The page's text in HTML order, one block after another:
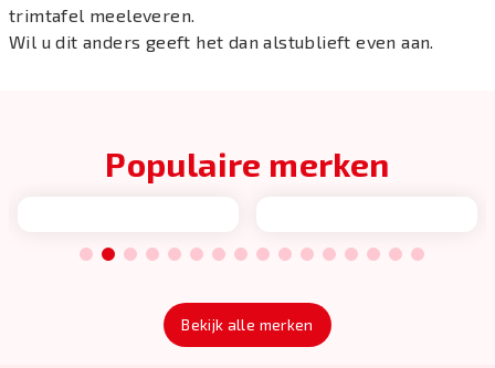
trimtafel meeleveren.
Wil u dit anders geeft het dan alstublieft even aan.
Populaire merken
1 2 3 4 5 6 7 8 9 10 11 12 13 14 15 16
Bekijk alle merken